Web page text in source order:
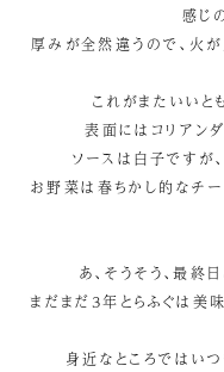
感じ
厚みが全然違うので、火が
これがまたいいと
表面にはコリアン
ソースは白子ですが
お野菜は春ちかし的なチ
あ、そうそう、最終
まだまだ3年とらふぐは美
身近なところではい